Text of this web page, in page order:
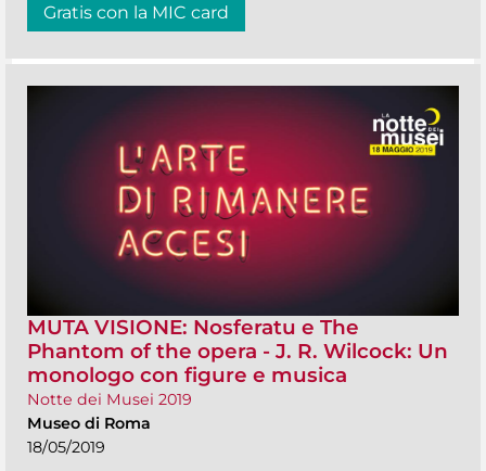
Gratis con la MIC card
MUTA VISIONE: Nosferatu e The
Phantom of the opera - J. R. Wilcock: Un
monologo con figure e musica
Notte dei Musei 2019
Museo di Roma
18/05/2019